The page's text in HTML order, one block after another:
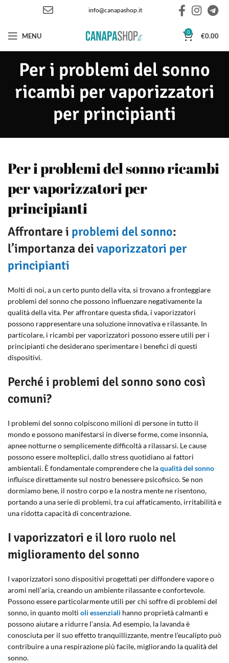
info@canapashop.it
MENU 0 €0.00
Per i problemi del sonno
ricambi per vaporizzatori
per principianti
Per i problemi del sonno ricambi
per vaporizzatori per
principianti
Affrontare i problemi del sonno:
l’importanza dei vaporizzatori per
principianti
Molti di noi, a un certo punto della vita, si trovano a fronteggiare
problemi del sonno che possono influenzare negativamente la
qualità della vita. Per affrontare questa sfida, i vaporizzatori
possono rappresentare una soluzione innovativa e rilassante. In
particolare, i ricambi per vaporizzatori possono essere utili per i
principianti che desiderano sperimentare i benefici di questi
dispositivi.
Perché i problemi del sonno sono così
comuni?
I problemi del sonno colpiscono milioni di persone in tutto il
mondo e possono manifestarsi in diverse forme, come insonnia,
apnee notturne o semplicemente difficoltà a rilassarsi. Le cause
possono essere molteplici, dallo stress quotidiano ai fattori
ambientali. È fondamentale comprendere che laqualità del sonno
influisce direttamente sul nostro benessere psicofisico. Se non
dormiamo bene, il nostro corpo e la nostra mente ne risentono,
portando a una serie di problemi, tra cui affaticamento, irritabilità e
una ridotta capacità di concentrazione.
I vaporizzatori e il loro ruolo nel
miglioramento del sonno
I vaporizzatori sono dispositivi progettati per diffondere vapore o
aromi nell’aria, creando un ambiente rilassante e confortevole.
Possono essere particolarmente utili per chi soffre di problemi del
sonno, in quanto molti oli essenziali hanno proprietà calmanti e
possono aiutare a ridurre l’ansia. Ad esempio, la lavanda è
conosciuta per il suo effetto tranquillizzante, mentre l’eucalipto può
contribuire a una respirazione più facile, migliorando la qualità del
sonno.